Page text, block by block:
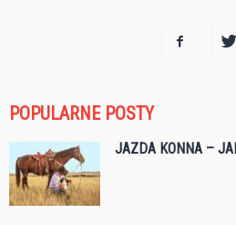
POPULARNE POSTY
JAZDA KONNA –